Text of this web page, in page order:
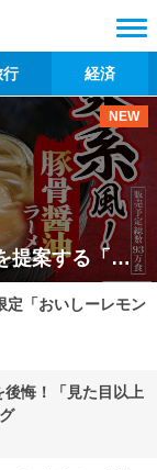
行 経済
NEW
スシローは全国の名店監修ラーメンを提案する「スシロー×食べログ」シリーズの最新作として、大阪で人気の“らーめん 武双家”監修による「家系風！豚骨醤油ラーメン」を2026年8月5日（水）より全国店舗で販
定「おいしーレモン
悔！「見た目以上